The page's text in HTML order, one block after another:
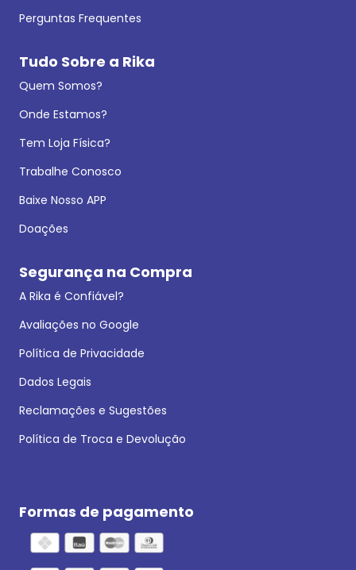
Perguntas Frequentes
Tudo Sobre a Rika
Quem Somos?
Onde Estamos?
Tem Loja Física?
Trabalhe Conosco
Baixe Nosso APP
Doações
Segurança na Compra
A Rika é Confiável?
Avaliações no Google
Política de Privacidade
Dados Legais
Reclamações e Sugestões
Política de Troca e Devolução
Formas de pagamento